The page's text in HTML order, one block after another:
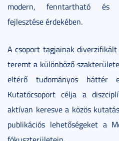
modern, fenntartható és
fejlesztése érdekében.
A csoport tagjainak
teremt a különböző
eltérő tudományos háttér
Kutatócsoport célja a
aktívan keresve a közös
publikációs lehetőségeket a